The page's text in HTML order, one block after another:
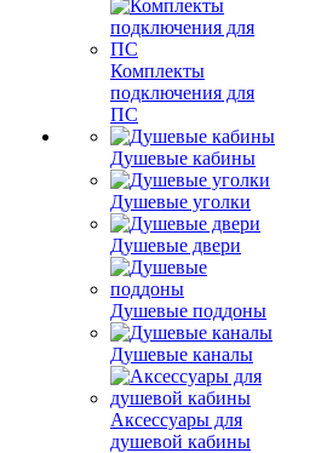
Комплекты
подключения для
ПС
Душевые кабины
Душевые уголки
Душевые двери
Душевые поддоны
Душевые каналы
Аксессуары для
душевой кабины